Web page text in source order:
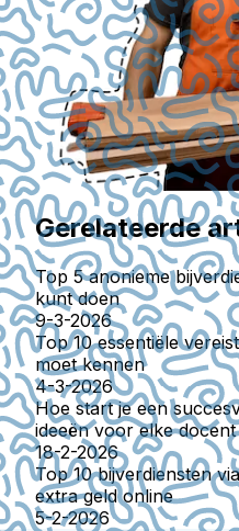
Gerelateerde
Top 5 anonieme
kunt doen
9-3-2026
Top 10 essentiële
moet kennen
4-3-2026
Hoe start je een
ideeën voor elke docent
18-2-2026
Top 10 bijverdiensten
extra geld online
5-2-2026